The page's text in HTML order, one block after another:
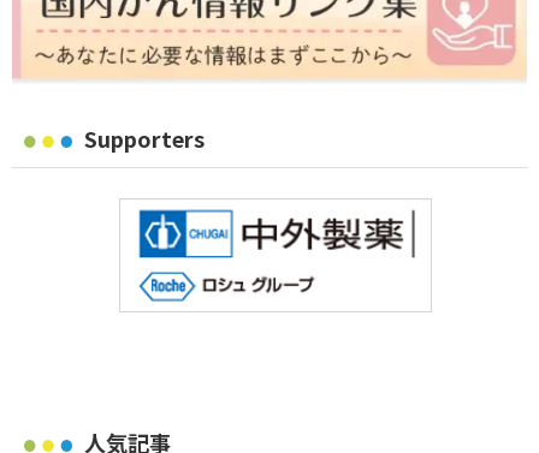
Supporters
人気記事